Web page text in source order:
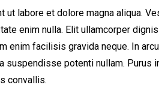
labore et dolore magna aliqua.
enim nulla. Elit ullamcorper
enim facilisis gravida neque. In
potenti nullam. Purus
convallis.